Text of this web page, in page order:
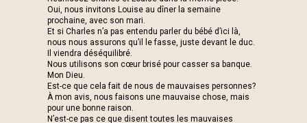
Oui, nous invitons Louise au dîner la semaine
prochaine, avec son mari.
Et si Charles n’a pas entendu parler du bébé d’ici là,
nous nous assurons qu’il le fasse, juste devant le duc.
Il viendra déséquilibré.
Nous utilisons son cœur brisé pour casser sa banque.
Mon Dieu.
Est-ce que cela fait de nous de mauvaises personnes?
À mon avis, nous faisons une mauvaise chose, mais
pour une bonne raison.
N’est-ce pas ce que disent toutes les mauvaises